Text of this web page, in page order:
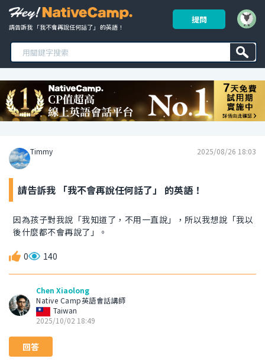
請告訴我 「我不會再說任何話了」 的英語！
提問
Timmy 2025/08/26 18:03
請告訴我 「我不會再說任何話了」 的英語！
因為孩子對我說「我知道了，不用一直說」，所以我想說「我以
後什麼都不會再說了」。
0 140
Chen Xiaolong
Native Camp英語會話講師
Taiwan
2025/10/02 18:49
回答